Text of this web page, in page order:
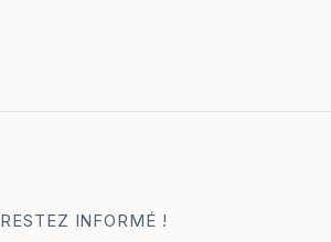
RESTEZ INFORMÉ !